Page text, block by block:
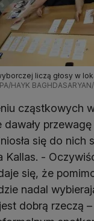
liczą głosy w
HAYK
cząstkowych
przewagę
się do nich
Kallas. -
się, że
nadal
dobrą rzeczą –